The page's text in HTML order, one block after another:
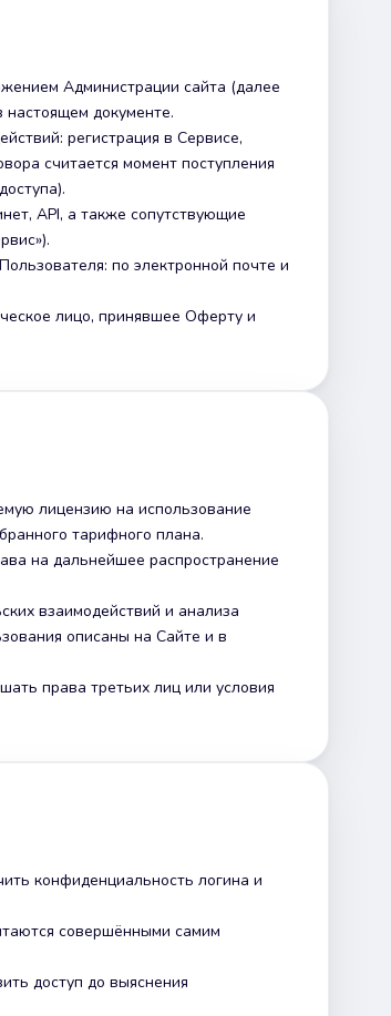
Администрации сайта (далее
документе.
регистрация в Сервисе,
считается момент поступления
API, а также сопутствующие
по электронной почте и
лицо, принявшее Оферту и
лицензию на использование
тарифного плана.
на дальнейшее распространение
взаимодействий и анализа
описаны на Сайте и в
права третьих лиц или условия
конфиденциальность логина и
совершёнными самим
доступ до выяснения